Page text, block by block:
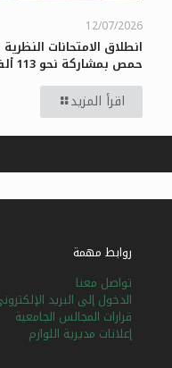
12/07/2026
انطلاق الامتحانات
حمص بمشاركة نحو 113 ألف طالب وطالب
اقرأ المزيد
روابط مهمة
تواصل معنا
الدخول إلى البريد
قرارات المجالس الجامعية
إعلانات مديرية اللوازم